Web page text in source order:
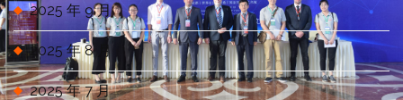
2025 年 9 月
2025 年 8 月
2025 年 7 月